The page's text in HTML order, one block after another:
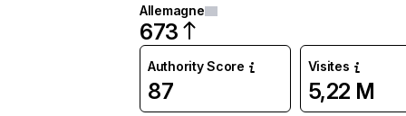
Allemagne
673
Authority Score
87
Visites
5,22 M